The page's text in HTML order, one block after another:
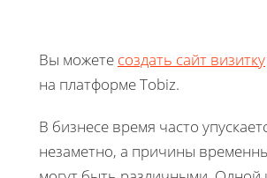
Вы можете создать сайт визитку
на платформе Tobiz.
В бизнесе время часто
незаметно, а причины